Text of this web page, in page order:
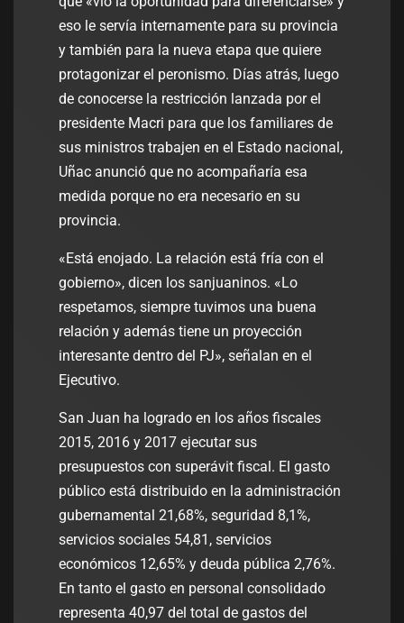
eso le servía internamente para su provincia
y también para la nueva etapa que quiere
protagonizar el peronismo. Días atrás, luego
de conocerse la restricción lanzada por el
presidente Macri para que los familiares de
sus ministros trabajen en el Estado nacional,
Uñac anunció que no acompañaría esa
medida porque no era necesario en su
provincia.
«Está enojado. La relación está fría con el
gobierno», dicen los sanjuaninos. «Lo
respetamos, siempre tuvimos una buena
relación y además tiene un proyección
interesante dentro del PJ», señalan en el
Ejecutivo.
San Juan ha logrado en los años fiscales
2015, 2016 y 2017 ejecutar sus
presupuestos con superávit fiscal. El gasto
público está distribuido en la administración
gubernamental 21,68%, seguridad 8,1%,
servicios sociales 54,81, servicios
económicos 12,65% y deuda pública 2,76%.
En tanto el gasto en personal consolidado
representa 40,97 del total de gastos del